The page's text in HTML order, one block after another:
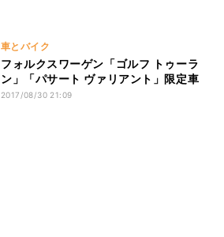
車とバイク
フォルクスワーゲン「ゴルフ トゥーラ
ン」「パサート ヴァリアント」限定車
2017/08/30 21:09